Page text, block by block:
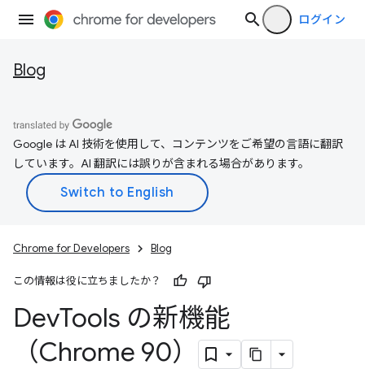
ログイン
Blog
Google は AI 技術を使用して、コンテンツをご希望の言語に翻訳
しています。AI 翻訳には誤りが含まれる場合があります。
Chrome for Developers Blog
この情報は役に立ちましたか？
DevTools の新機能
（Chrome 90）